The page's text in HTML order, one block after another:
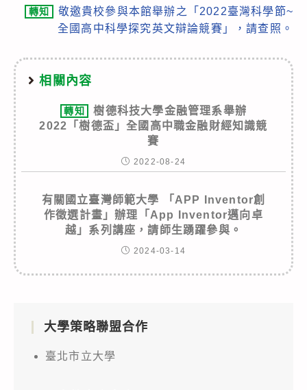
轉知
敬邀貴校參與本館舉辦之「2022臺灣科學節~
全國高中科學探究英文辯論競賽」，請查照。
相關內容
轉知
樹德科技大學金融管理系舉辦
2022「樹德盃」全國高中職金融財經知識競
賽
2022-08-24
有關國立臺灣師範大學 「APP Inventor創
作徵選計畫」辦理「App Inventor邁向卓
越」系列講座，請師生踴躍參與。
2024-03-14
大學策略聯盟合作
臺北市立大學